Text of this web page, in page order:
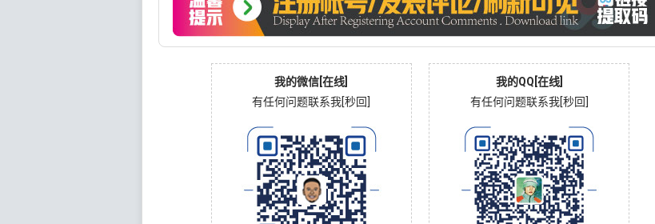
我的微信[在线]
有任何问题联系我[秒回]
我的QQ[在线]
有任何问题联系我[秒回]